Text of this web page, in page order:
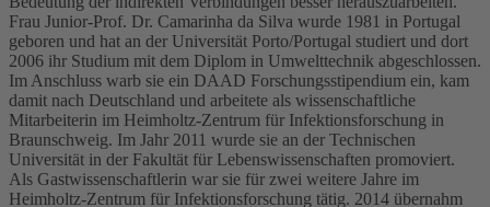
Frau Junior-Prof. Dr. Camarinha da Silva wurde 1981 in Portugal
geboren und hat an der Universität Porto/Portugal studiert und dort
2006 ihr Studium mit dem Diplom in Umwelttechnik abgeschlossen.
Im Anschluss warb sie ein DAAD Forschungsstipendium ein, kam
damit nach Deutschland und arbeitete als wissenschaftliche
Mitarbeiterin im Heimholtz-Zentrum für Infektionsforschung in
Braunschweig. Im Jahr 2011 wurde sie an der Technischen
Universität in der Fakultät für Lebenswissenschaften promoviert.
Als Gastwissenschaftlerin war sie für zwei weitere Jahre im
Heimholtz-Zentrum für Infektionsforschung tätig. 2014 übernahm